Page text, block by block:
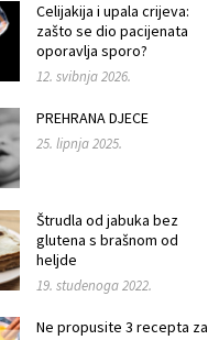
Celijakija i upala crijeva:
zašto se dio pacijenata
oporavlja sporo?
12. svibnja 2026.
PREHRANA DJECE
25. lipnja 2025.
Štrudla od jabuka bez
glutena s brašnom od
heljde
19. studenoga 2022.
Ne propusite 3 recepta za